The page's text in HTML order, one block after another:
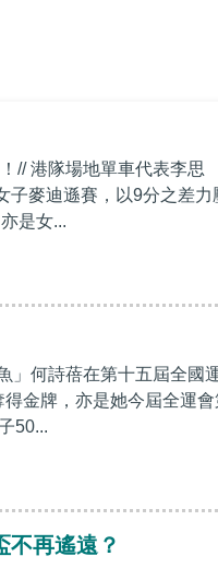
// 港隊場地單車代表李思
子麥迪遜賽，以9分之差力
是女...
」何詩蓓在第十五屆全國
金牌，亦是她今屆全運會
50...
不再遙遠？